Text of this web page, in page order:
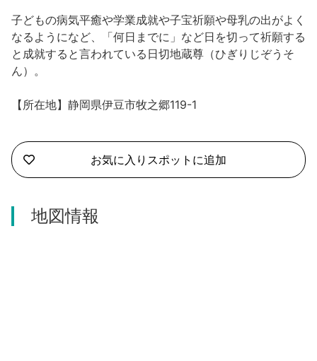
三島市
南伊豆町
函南町
西伊豆町
伊東市
伊豆の国市
松崎町
宿泊・予約
旅程作成
合同会社説明会
伊豆ワーケーション
子どもの病気平癒や学業成就や子宝祈願や母乳の出がよく
なるようになど、「何日までに」など日を切って祈願する
と成就すると言われている日切地蔵尊（ひぎりじぞうそ
ん）。
【所在地】静岡県伊豆市牧之郷119-1
お気に入りスポットに追加
地図情報